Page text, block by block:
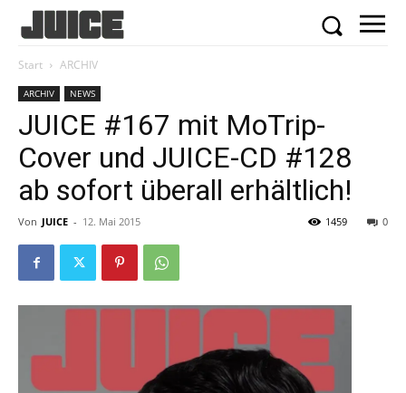
Start ARCHIV
ARCHIV NEWS
JUICE #167 mit MoTrip-
Cover und JUICE-CD #128
ab sofort überall erhältlich!
Von JUICE - 12. Mai 2015 0
1459